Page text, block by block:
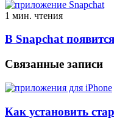
1 мин. чтения
В Snapchat
Связанные записи
Как установить